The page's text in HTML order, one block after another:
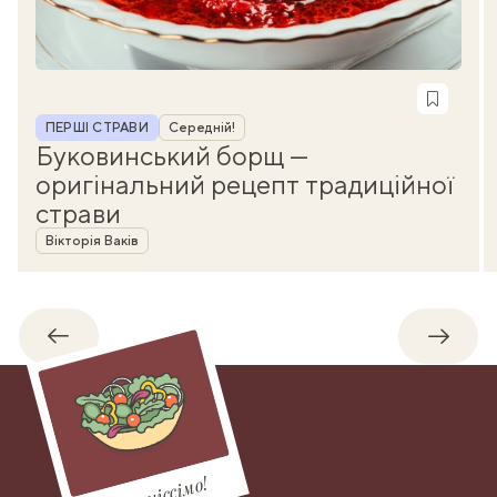
Рубрика
ПЕРШІ СТРАВИ Середній!
Буковинський борщ —
оригінальний рецепт традиційної
страви
Автор
Вікторія Ваків
Назад